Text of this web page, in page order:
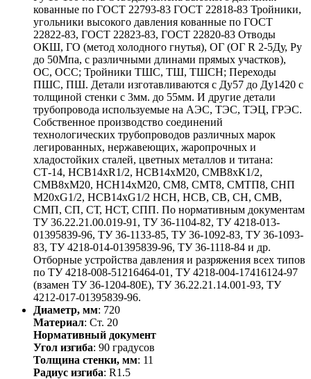
кованные по ГОСТ 22793-83 ГОСТ 22818-83 Тройники,
угольники высокого давления кованные по ГОСТ
22822-83, ГОСТ 22823-83, ГОСТ 22820-83 Отводы
ОКШ, ГО (метод холодного гнутья), ОГ (ОГ R 2-5Ду, Ру
до 50Мпа, с различными длинами прямых участков),
ОС, ОСС; Тройники ТШС, ТШ, ТШСН; Переходы
ПШС, ПШ. Детали изготавливаются с Ду57 до Ду1420 с
толщиной стенки с 3мм. до 55мм. И другие детали
трубопровода используемые на АЭС, ТЭС, ТЭЦ, ГРЭС.
Собственное производство соединений
технологических трубопроводов различных марок
легированных, нержавеющих, жаропрочных и
хладостойких сталей, цветных металлов и титана:
СТ-14, НСВ14хR1/2, НСВ14хМ20, СМВ8хК1/2,
СМВ8хМ20, НСН14хМ20, СМ8, СМТ8, СМТП8, СНП
М20хG1/2, НСВ14хG1/2 НСН, НСВ, СВ, СН, СМВ,
СМП, СП, СТ, НСТ, СПП. По нормативным документам
ТУ 36.22.21.00.019-91, ТУ 36-1104-82, ТУ 4218-013-
01395839-96, ТУ 36-1133-85, ТУ 36-1092-83, ТУ 36-1093-
83, ТУ 4218-014-01395839-96, ТУ 36-1118-84 и др.
Отборные устройства давления и разряжения всех типов
по ТУ 4218-008-51216464-01, ТУ 4218-004-17416124-97
(взамен ТУ 36-1204-80Е), ТУ 36.22.21.14.001-93, ТУ
4212-017-01395839-96.
Диаметр, мм: 720
Материал: Ст. 20
Нормативный документ
Угол изгиба: 90 градусов
Толщина стенки, мм: 11
Радиус изгиба: R1.5